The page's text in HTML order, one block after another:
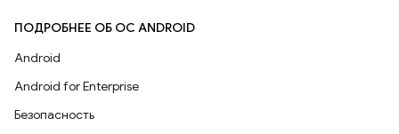
ПОДРОБНЕЕ ОБ ОС ANDROID
Android
Android for Enterprise
Безопасность